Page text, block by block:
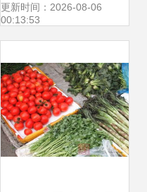
风味引燃星城市场
更新时间：2026-08-06
00:13:53